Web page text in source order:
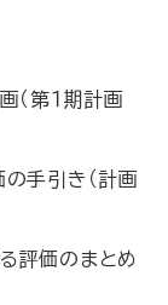
（第１期計画
手引き（計画
評価のまとめ